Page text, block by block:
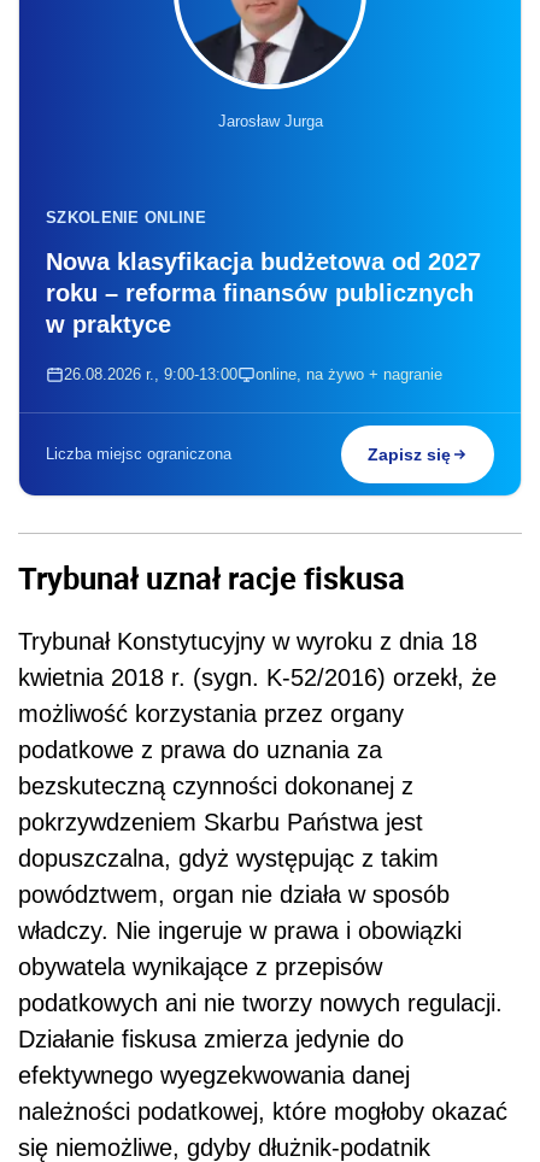
Jarosław Jurga
SZKOLENIE ONLINE
Nowa klasyfikacja budżetowa od 2027
roku – reforma finansów publicznych
w praktyce
26.08.2026 r., 9:00-13:00 online, na żywo + nagranie
Liczba miejsc ograniczona Zapisz się
Trybunał uznał racje fiskusa
Trybunał Konstytucyjny w wyroku z dnia 18
kwietnia 2018 r. (sygn. K-52/2016) orzekł, że
możliwość korzystania przez organy
podatkowe z prawa do uznania za
bezskuteczną czynności dokonanej z
pokrzywdzeniem Skarbu Państwa jest
dopuszczalna, gdyż występując z takim
powództwem, organ nie działa w sposób
władczy. Nie ingeruje w prawa i obowiązki
obywatela wynikające z przepisów
podatkowych ani nie tworzy nowych regulacji.
Działanie fiskusa zmierza jedynie do
efektywnego wyegzekwowania danej
należności podatkowej, które mogłoby okazać
się niemożliwe, gdyby dłużnik-podatnik